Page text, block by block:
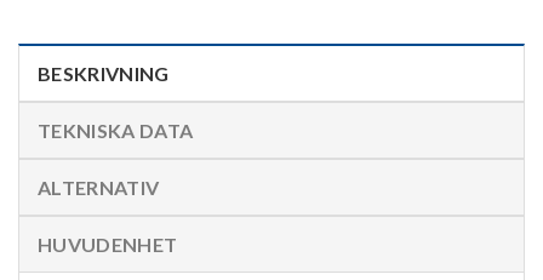
BESKRIVNING
TEKNISKA DATA
ALTERNATIV
HUVUDENHET